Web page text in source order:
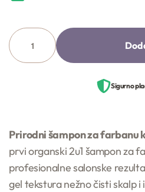
Sigurno
Prirodni šampon za farbanu
prvi organski 2u1 šampon za
profesionalne salonske
gel tekstura nežno čisti skalp